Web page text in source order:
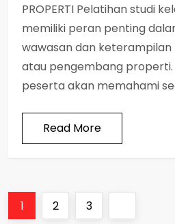
PROPERTI Pelatihan studi
memiliki peran penting
wawasan dan
atau pengembang properti.
peserta akan memahami
Read More
PPage
1 Page
2 Page
3